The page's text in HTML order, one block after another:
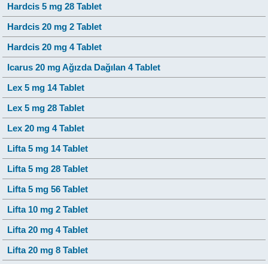
Hardcis 5 mg 28 Tablet
Hardcis 20 mg 2 Tablet
Hardcis 20 mg 4 Tablet
Icarus 20 mg Ağızda Dağılan 4 Tablet
Lex 5 mg 14 Tablet
Lex 5 mg 28 Tablet
Lex 20 mg 4 Tablet
Lifta 5 mg 14 Tablet
Lifta 5 mg 28 Tablet
Lifta 5 mg 56 Tablet
Lifta 10 mg 2 Tablet
Lifta 20 mg 4 Tablet
Lifta 20 mg 8 Tablet